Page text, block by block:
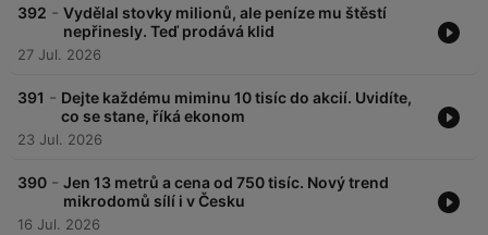
392 - Vydělal stovky milionů, ale peníze mu štěstí
nepřinesly. Teď prodává klid
27 Jul. 2026
391 - Dejte každému miminu 10 tisíc do akcií. Uvidíte,
co se stane, říká ekonom
23 Jul. 2026
390 - Jen 13 metrů a cena od 750 tisíc. Nový trend
mikrodomů sílí i v Česku
16 Jul. 2026